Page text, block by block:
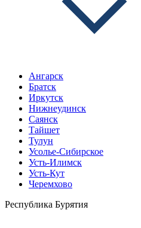
Ангарск
Братск
Иркутск
Нижнеудинск
Саянск
Тайшет
Тулун
Усолье-Сибирское
Усть-Илимск
Усть-Кут
Черемхово
Республика Бурятия